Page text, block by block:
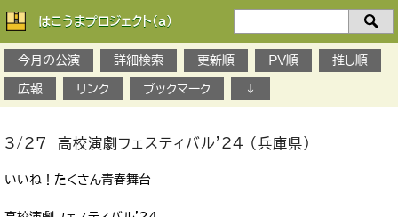
はこうまプロジェクト(a)
今月の公演
詳細検索 更新順 PV順 推し順
広報 リンク ブックマーク ↓
3/27 高校演劇フェスティバル'24 （兵庫県）
いいね！たくさん青春舞台